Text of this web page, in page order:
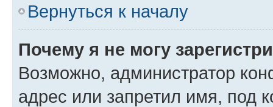
Вернуться к началу
Почему я не могу
Возможно, администратор
адрес или запретил имя, под